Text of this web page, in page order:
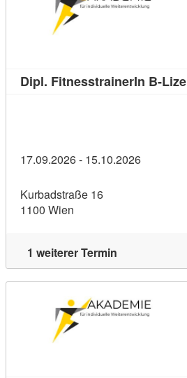
Dipl. FitnesstrainerIn B-
17.09.2026 - 15.10.2026
Kurbadstraße 16
1100 Wien
1 weiterer Termin